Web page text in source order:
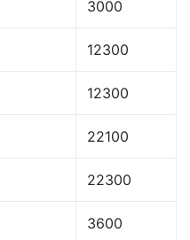
3000
12300
12300
22100
22300
3600